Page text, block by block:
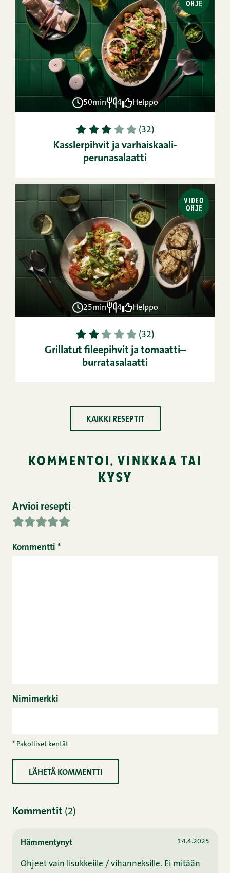
OHJE
50min 4 Helppo
1 2 3 4 5 (32)
Kasslerpihvit ja varhaiskaali-
perunasalaatti
VIDEO
OHJE
25min 4 Helppo
1 2 3 4 5 (32)
Grillatut fileepihvit ja tomaatti–
burratasalaatti
KAIKKI RESEPTIT
kommentoi, vinkkaa tai
kysy
Arvioi resepti
Kommentti *
Nimimerkki
* Pakolliset kentät
Kommentit (2)
Hämmentynyt 14.4.2025
Ohjeet vain lisukkeiile / vihanneksille. Ei mitään